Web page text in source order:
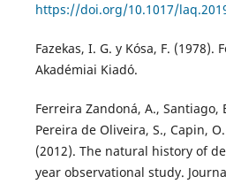
https://doi.org/10.1017/
Fazekas, I. G. y Kósa, F. (1978).
Akadémiai Kiadó.
Ferreira Zandoná, A., Santiago,
Pereira de Oliveira, S., Capin,
(2012). The natural history of
year observational study.